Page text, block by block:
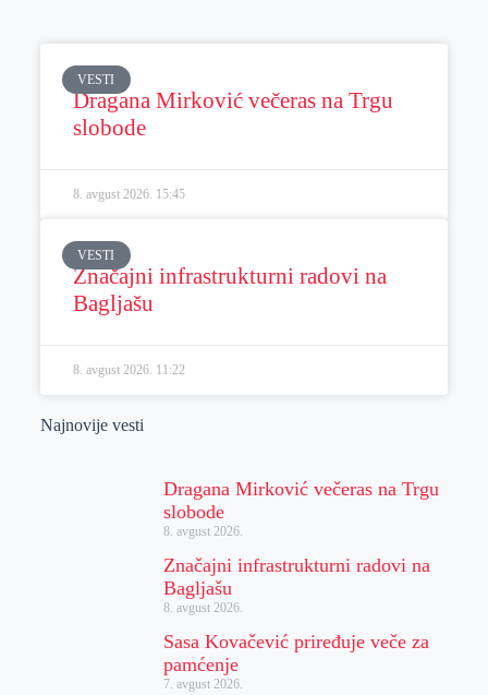
VESTI
Dragana Mirković večeras na Trgu
slobode
8. avgust 2026. 15:45
VESTI
Značajni infrastrukturni radovi na
Bagljašu
8. avgust 2026. 11:22
Najnovije vesti
Dragana Mirković večeras na Trgu
slobode
8. avgust 2026.
Značajni infrastrukturni radovi na
Bagljašu
8. avgust 2026.
Sasa Kovačević priređuje veče za
pamćenje
7. avgust 2026.